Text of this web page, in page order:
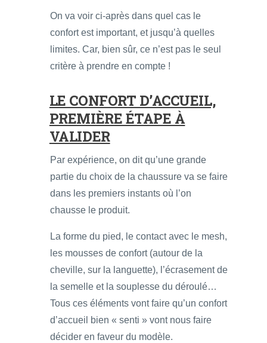
On va voir ci-après dans quel cas le
confort est important, et jusqu’à quelles
limites. Car, bien sûr, ce n’est pas le seul
critère à prendre en compte !
LE CONFORT D’ACCUEIL,
PREMIÈRE ÉTAPE À
VALIDER
Par expérience, on dit qu’une grande
partie du choix de la chaussure va se faire
dans les premiers instants où l’on
chausse le produit.
La forme du pied, le contact avec le mesh,
les mousses de confort (autour de la
cheville, sur la languette), l’écrasement de
la semelle et la souplesse du déroulé…
Tous ces éléments vont faire qu’un confort
d’accueil bien « senti » vont nous faire
décider en faveur du modèle.